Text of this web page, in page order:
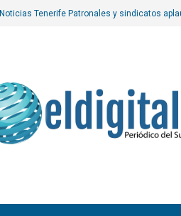
Noticias Tenerife Patronales y sindicatos